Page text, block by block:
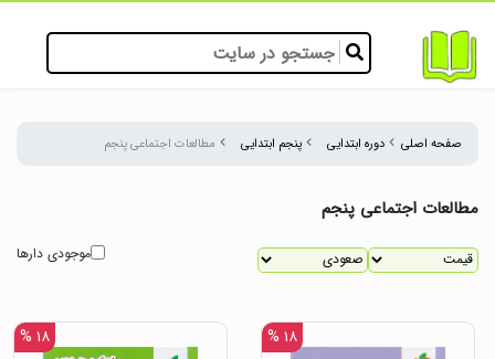
صفحه اصلی دوره ابتدایی پنجم ابتدایی مطالعات اجتماعی پنجم
مطالعات اجتماعی پنجم
موجودی دارها
۱۸ % ۱۸ %